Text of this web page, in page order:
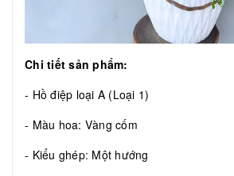
Chi tiết sản phẩm:
- Hồ điệp loại A (Loại 1)
- Màu hoa: Vàng cốm
- Kiểu ghép: Một hướng